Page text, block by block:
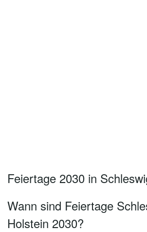
Feiertage 2030 in
Wann sind Feiertage
Holstein 2030?